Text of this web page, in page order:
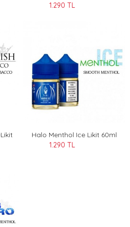
1.290 TL
Halo Menthol Ice Likit 60ml
1.290 TL